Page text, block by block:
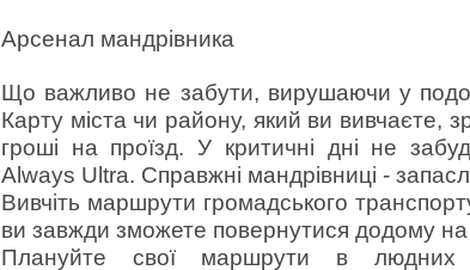
Арсенал мандрівника
Що важливо не забути, вирушаючи у
Карту міста чи району, який ви вивчаєте,
гроші на проїзд. У критичні дні не
Always Ultra. Справжні мандрівниці -
Вивчіть маршрути громадського
ви завжди зможете повернутися додому на
Плануйте свої маршрути в людних